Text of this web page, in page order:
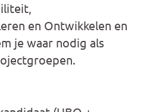
en Ontwikkelen en
je waar nodig als